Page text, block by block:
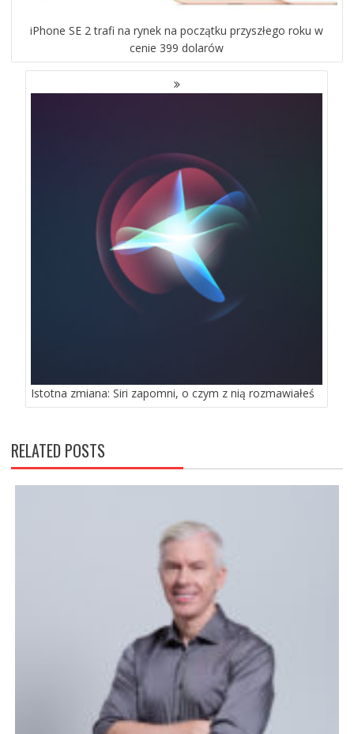
iPhone SE 2 trafi na rynek na początku przyszłego roku w
cenie 399 dolarów
Istotna zmiana: Siri zapomni, o czym z nią rozmawiałeś
RELATED POSTS